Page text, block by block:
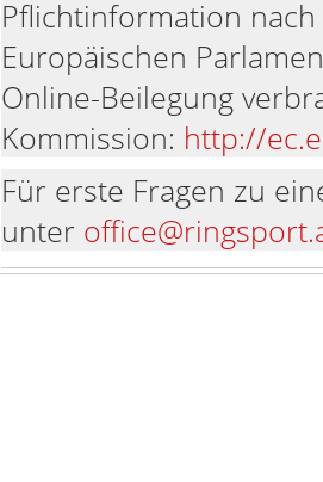
Pflichtinformation
Europäischen
Online-Beilegung
Kommission: http://
Für erste Fragen zu
unter